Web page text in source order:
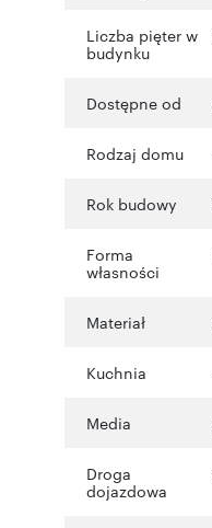
Liczba pięter w
budynku
Dostępne od
Rodzaj domu
Rok budowy
Forma
własności
Materiał
Kuchnia
Media
Droga
dojazdowa